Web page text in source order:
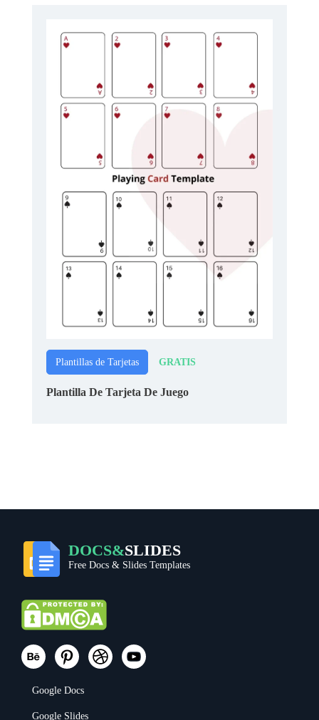
Plantillas de Tarjetas GRATIS
Plantilla De Tarjeta De Juego
DOCS&SLIDES
Free Docs & Slides Templates
Google Docs
Google Slides